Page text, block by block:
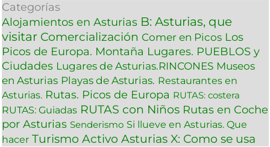
Categorías
Alojamientos en Asturias B: Asturias, que
visitar Comercialización Comer en Picos Los
Picos de Europa. Montaña Lugares. PUEBLOS y
Ciudades Lugares de Asturias.RINCONES Museos
en Asturias Playas de Asturias. Restaurantes en
Asturias. Rutas. Picos de Europa RUTAS: costera
RUTAS: Guiadas RUTAS con Niños Rutas en Coche
por Asturias Senderismo Si llueve en Asturias. Que
hacer Turismo Activo Asturias X: Como se usa